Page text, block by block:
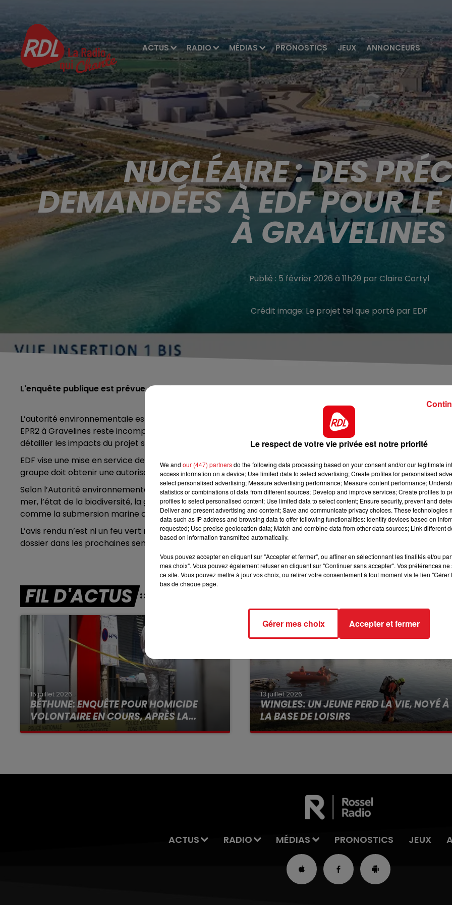
ACTUS RADIO MÉDIAS PRONOSTICS JEUX ANNONCEURS
13h00 - 16h00
LES APRÈS-MIDI QUI CHANTENT
16h00 - 19h00
LE JUKEBOX RDL
NUCLÉAIRE : DES
DEMANDÉES À EDF POUR
À GRAVELINES
Publié : 5 février 2026 à 11h29 par Claire Cortyl
Crédit image: Le projet tel que porté par EDF
L'enquête publique est prévue au printemps
L’autorité environnementale estime que le dossier présenté par EDF sur la construction de deux réacteurs
EPR2 à Gravelines reste incomplet. Dans un avis rendu ce mardi 4 février, elle demande à l’électricien de
détailler les impacts du projet sur l’environnement.
EDF vise une mise en service des deux nouveaux réacteurs à l’horizon 2040. Mais avant de lancer les travaux, le
groupe doit obtenir une autorisation environnementale. Une enquête publique est prévue au printemps.
Selon l’Autorité environnementale, l’étude d’impact actuelle manque de précision, notamment sur les rejets
mer, l’état de la biodiversité, la gestion des déchets nucléaires et les risques liés au changement climatique,
comme la submersion marine ou la montée des eaux.
L’avis rendu n’est ni un feu vert ni un refus. Il liste les points à corriger. EDF devra donc revoir et compléter
dossier dans les prochaines semaines pour espérer poursuivre le projet.
FIL D'ACTUS
15 juillet 2026
BÉTHUNE: ENQUÊTE POUR HOMICIDE
VOLONTAIRE EN COURS, APRÈS LA...
Selon les premiers éléments, le logement
13 juillet 2026
WINGLES: UN JEUNE PERD LA VIE, NOYÉ À
LA BASE DE LOISIRS
La victime a coulé à pic
ACTUS RADIO MÉDIAS PRONOSTICS JEUX
Le respect de votre vie privée est notre priorité
We and our (447) partnersdo the following data processing based on your consent and/or our legitimate
access information on a device; Use limited data to select advertising; Create profiles for personalised
select personalised advertising; Measure advertising performance; Measure content performance;
statistics or combinations of data from different sources; Develop and improve services; Create profiles to
profiles to select personalised content; Use limited data to select content; Ensure security, prevent and
Deliver and present advertising and content; Save and communicate privacy choices. These technologies
data such as IP address and browsing data to offer following functionalities: Identify devices based on
requested; Use precise geolocation data; Match and combine data from other data sources; Link different
based on information transmitted automatically.
Vous pouvez accepter en cliquant sur "Accepter et fermer", ou affiner en sélectionnant les finalités et/ou
mes choix". Vous pouvez également refuser en cliquant sur "Continuer sans accepter". Vos préférences
ce site. Vous pouvez mettre à jour vos choix, ou retirer votre consentement à tout moment via le lien
bas de chaque page.
Gérer mes choix Accepter et fermer